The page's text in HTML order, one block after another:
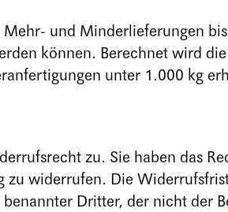
Mehr- und Minderlieferungen
können. Berechnet wird
unter 1.000 kg
zu. Sie haben das
zu widerrufen. Die
Dritter, der nicht der